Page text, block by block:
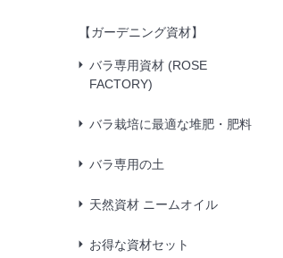
【ガーデニング資材】
バラ専用資材 (ROSE
FACTORY)
バラ栽培に最適な堆肥・肥料
バラ専用の土
天然資材 ニームオイル
お得な資材セット